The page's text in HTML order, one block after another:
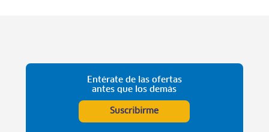
Entérate de las ofertas
antes que los demás
Suscribirme